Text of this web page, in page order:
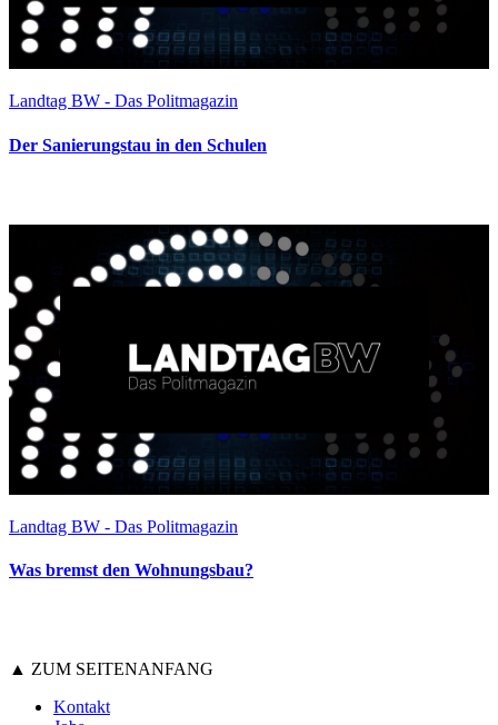
Landtag BW - Das Politmagazin
Der Sanierungstau in den Schulen
Landtag BW - Das Politmagazin
Was bremst den Wohnungsbau?
▲ ZUM SEITENANFANG
Kontakt